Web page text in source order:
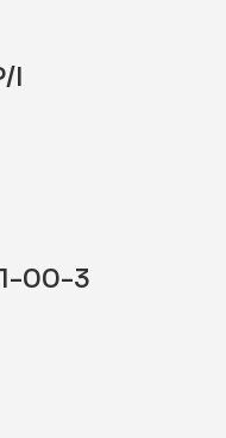
I
00-3